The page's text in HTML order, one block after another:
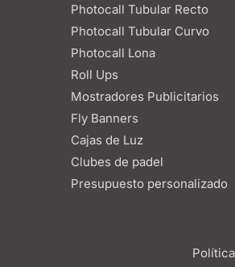
Photocall Tubular Recto
Photocall Tubular Curvo
Photocall Lona
Roll Ups
Mostradores Publicitarios
Fly Banners
Cajas de Luz
Clubes de padel
Presupuesto personalizado